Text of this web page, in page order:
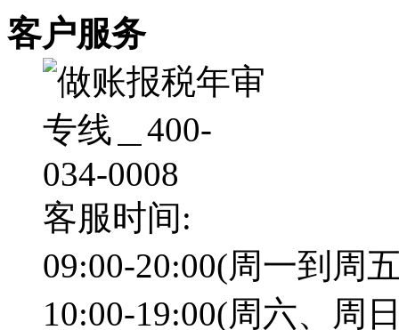
客户服务
客服时间:
09:00-20:00(周一到周
10:00-19:00(周六、周